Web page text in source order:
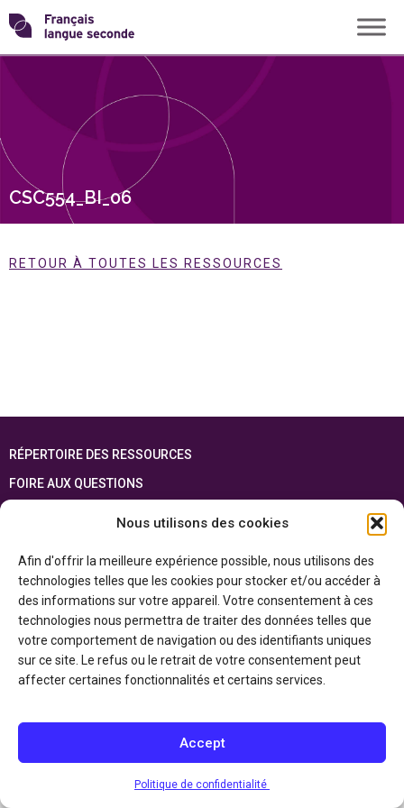
Nous utilisons des cookies
Afin d'offrir la meilleure expérience possible, nous utilisons des
technologies telles que les cookies pour stocker et/ou accéder à
des informations sur votre appareil. Votre consentement à ces
technologies nous permettra de traiter des données telles que
votre comportement de navigation ou des identifiants uniques
sur ce site. Le refus ou le retrait de votre consentement peut
affecter certaines fonctionnalités et certains services.
Accept
Politique de confidentialité
Skip
to
content
Transformons
langue
CSC554_BI_06
RETOUR À TOUTES LES RESSOURCES
RÉPERTOIRE DES RESSOURCES
FOIRE AUX QUESTIONS
Cette ressource est réalisée grâce au soutien financier du gouvernement de
l’Ontario et du gouvernement du Canada par l’entremise du ministère du
Patrimoine canadien
Politique de confidentialité